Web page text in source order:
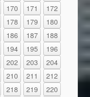
170 171
172
178 179
180
186 187
188
194 195
196
202 203
204
210 211
212
218 219
220